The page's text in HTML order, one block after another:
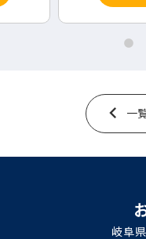
一
岐阜